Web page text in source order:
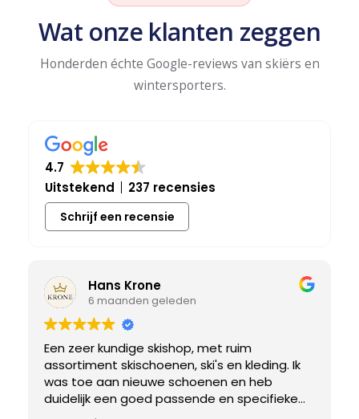
Wat onze klanten zeggen
Honderden échte Google-reviews van skiërs en
wintersporters.
4.7
Uitstekend
237 recensies
Schrijf een recensie
Hans Krone
6 maanden geleden
Een zeer kundige skishop, met ruim
assortiment skischoenen, ski's en kleding. Ik
was toe aan nieuwe schoenen en heb
duidelijk een goed passende en specifieke
breedtemaat nodig. Er werd uitgebreid de